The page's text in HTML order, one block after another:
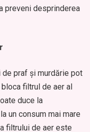
preveni desprinderea
praf și murdărie pot
filtrul de aer al
duce la
un consum mai mare
filtrului de aer este